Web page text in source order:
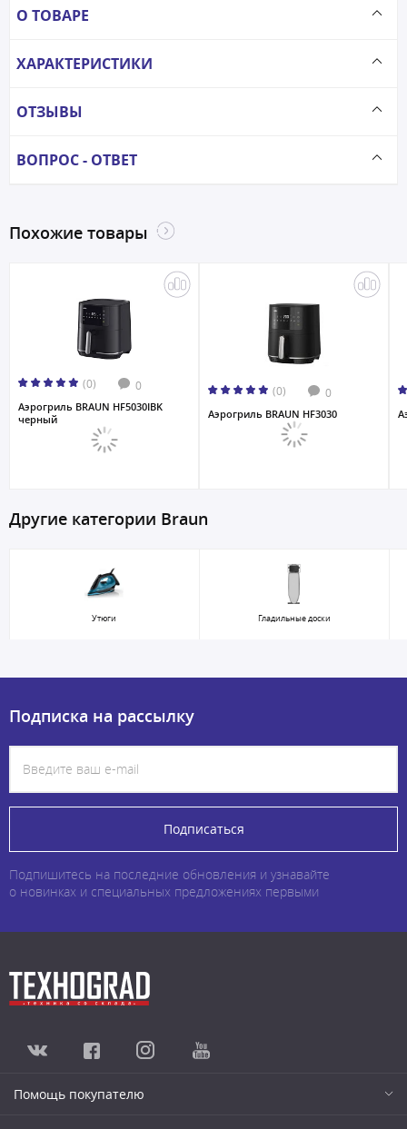
О ТОВАРЕ
ХАРАКТЕРИСТИКИ
ОТЗЫВЫ
ВОПРОС - ОТВЕТ
Похожие товары
(0) 0
Аэрогриль BRAUN HF5030IBK
черный
(0) 0
Аэрогриль BRAUN HF3030
Другие категории Braun
Утюги Гладильные доски
Подписка на рассылку
Подписаться
Подпишитесь на последние обновления и узнавайте
о новинках и специальных предложениях первыми
Помощь покупателю